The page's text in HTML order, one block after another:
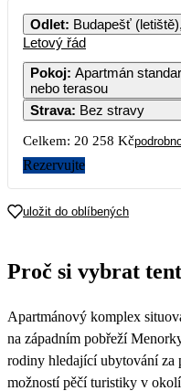
PO ÚT
5 6
14 099
12 13
19 20
Odlet: Budapešť
Letový řád
Pokoj: Apartmán standard s
nebo terasou
Strava: Bez stravy
Celkem: 20 258 Kč
Rezervujte
uložit do oblíbených
Proč si vybrat
Apartmánový komplex
na západním pobřeží
rodiny hledající ubytování za
možností pěčí turistiky v